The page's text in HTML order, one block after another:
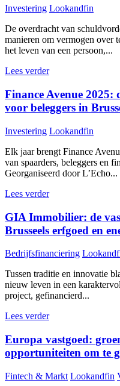
Investering Lookandfin
De overdracht van
manieren om vermogen over
het leven van een persoon,...
Lees verder
Finance Avenue 2025:
voor beleggers in
Investering Lookandfin
Elk jaar brengt Finance
van spaarders, beleggers en
Georganiseerd door L’Echo...
Lees verder
GIA Immobilier: de
Brusseels erfgoed en
Bedrijfsfinanciering
Tussen traditie en innovatie
nieuw leven in een
project, gefinancierd...
Lees verder
Europa vastgoed:
opportuniteiten om te
Fintech & Markt Lookandfin